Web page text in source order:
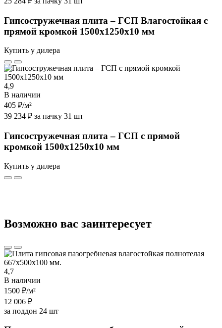
Гипсостружечная плита – ГСП Влагостойкая с
прямой кромкой 1500х1250х10 мм
Купить у дилера
4,9
В наличии
405 ₽/м²
39 234 ₽ за пачку 31 шт
Гипсостружечная плита – ГСП с прямой
кромкой 1500х1250х10 мм
Купить у дилера
Возможно вас заинтересует
4,7
В наличии
1500 ₽/м²
12 006 ₽
за поддон 24 шт